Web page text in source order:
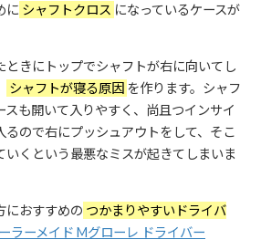
に シャフトクロス になっているケースが
ときにトップでシャフトが右に向いてし
シャフトが寝る原因 を作ります。シャフ
スも開いて入りやすく、尚且つインサイ
るので右にプッシュアウトをして、そこ
いくという最悪なミスが起きてしまいま
におすすめの つかまりやすいドライバ
ラーメイド Mグローレ ドライバー